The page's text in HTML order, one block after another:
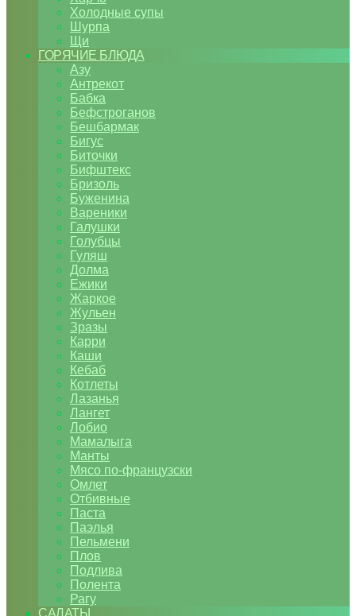
Холодные супы
Шурпа
Щи
ГОРЯЧИЕ БЛЮДА
Азу
Антрекот
Бабка
Бефстроганов
Бешбармак
Бигус
Биточки
Бифштекс
Бризоль
Буженина
Вареники
Галушки
Голубцы
Гуляш
Долма
Ежики
Жаркое
Жульен
Зразы
Карри
Каши
Кебаб
Котлеты
Лазанья
Лангет
Лобио
Мамалыга
Манты
Мясо по-французски
Омлет
Отбивные
Паста
Паэлья
Пельмени
Плов
Подлива
Полента
Рагу
САЛАТЫ